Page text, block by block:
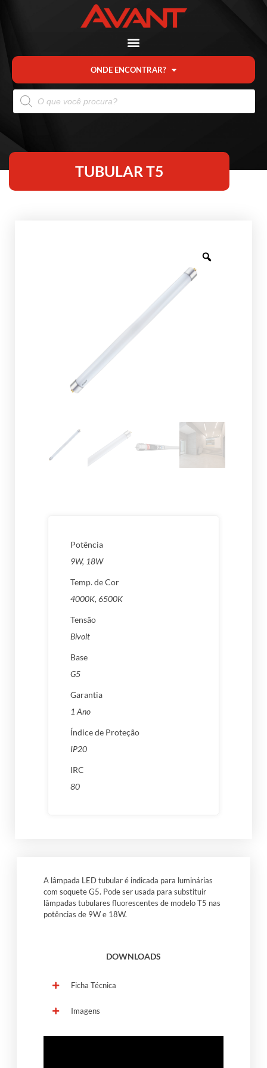
ONDE ENCONTRAR?
TUBULAR T5
Potência
9W, 18W
Temp. de Cor
4000K, 6500K
Tensão
Bivolt
Base
G5
Garantia
1 Ano
Índice de Proteção
IP20
IRC
80
A lâmpada LED tubular é indicada para luminárias
com soquete G5. Pode ser usada para substituir
lâmpadas tubulares fluorescentes de modelo T5 nas
potências de 9W e 18W.
DOWNLOADS
Ficha Técnica
Imagens